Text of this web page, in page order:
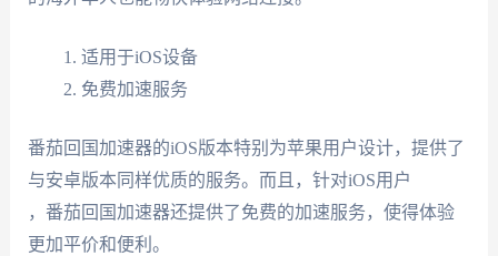
适用于iOS设备
免费加速服务
番茄回国加速器的iOS版本特别为苹果用户设计，提供了
与安卓版本同样优质的服务。而且，针对iOS用户
，番茄回国加速器还提供了免费的加速服务，使得体验
更加平价和便利。